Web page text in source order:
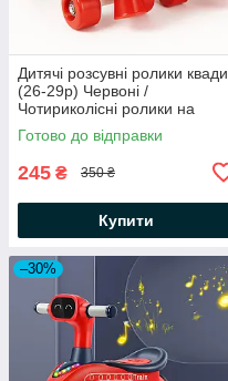
Дитячі розсувні ролики квади
(26-29р) Червоні /
Чотириколісні ролики на
взуття / Роликові ковзани
дитячі
Готово до відправки
245 ₴ 350 ₴
Купити
–30%